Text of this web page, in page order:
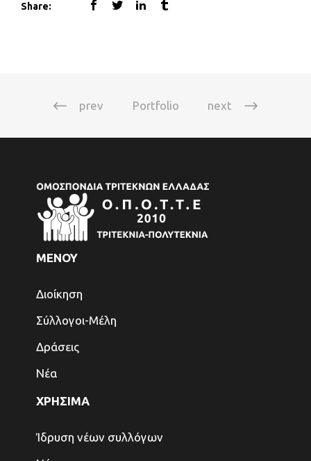
Share:
prev Portfolio next
ΜΕΝΟΥ
Διοίκηση
Σύλλογοι-Μέλη
Δράσεις
Νέα
ΧΡΗΣΙΜΑ
Ίδρυση νέων συλλόγων